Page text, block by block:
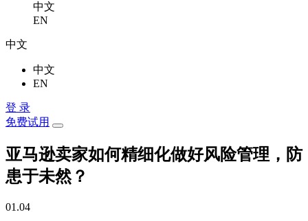
中文
EN
中文
中文
EN
登 录
免费试用
亚马逊卖家如何精细化做好风险管理，防
患于未然？
01.04